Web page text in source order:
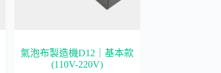
氣泡布製造機D12｜基本款
(110V-220V)